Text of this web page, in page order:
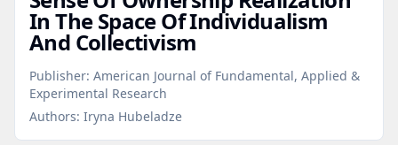
In The Space Of Individualism
And Collectivism
Publisher: American Journal of Fundamental, Applied &
Experimental Research
Authors: Iryna Hubeladze